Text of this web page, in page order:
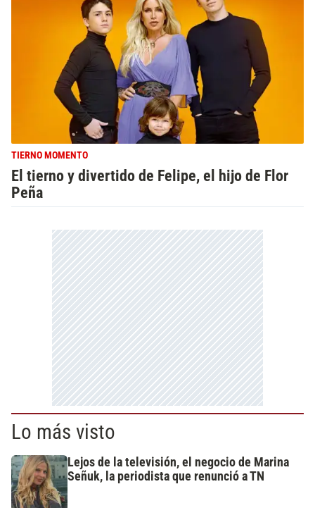
TIERNO MOMENTO
El tierno y divertido de Felipe, el hijo de Flor
Peña
Lo más visto
Lejos de la televisión, el negocio de Marina
Señuk, la periodista que renunció a TN